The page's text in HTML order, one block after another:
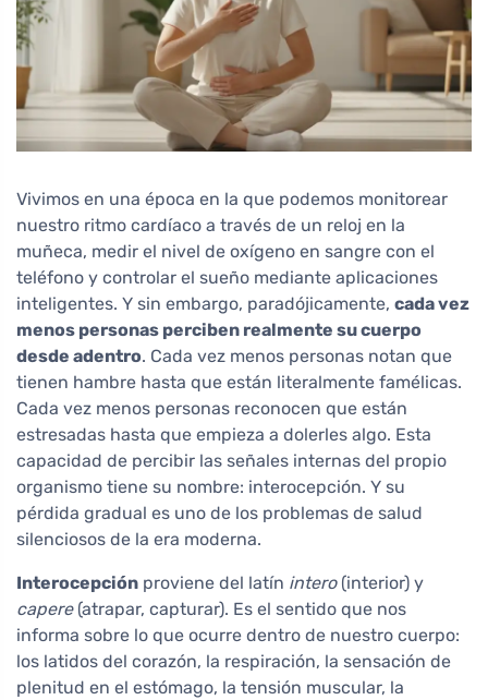
Vivimos en una época en la que podemos monitorear
nuestro ritmo cardíaco a través de un reloj en la
muñeca, medir el nivel de oxígeno en sangre con el
teléfono y controlar el sueño mediante aplicaciones
inteligentes. Y sin embargo, paradójicamente, cada vez
menos personas perciben realmente su cuerpo
desde adentro. Cada vez menos personas notan que
tienen hambre hasta que están literalmente famélicas.
Cada vez menos personas reconocen que están
estresadas hasta que empieza a dolerles algo. Esta
capacidad de percibir las señales internas del propio
organismo tiene su nombre: interocepción. Y su
pérdida gradual es uno de los problemas de salud
silenciosos de la era moderna.
Interocepción proviene del latín intero(interior) y
capere(atrapar, capturar). Es el sentido que nos
informa sobre lo que ocurre dentro de nuestro cuerpo:
los latidos del corazón, la respiración, la sensación de
plenitud en el estómago, la tensión muscular, la